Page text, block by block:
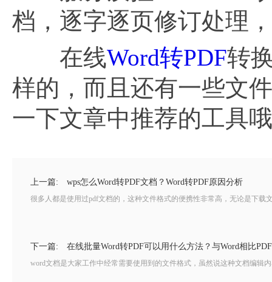
档，逐字逐页修订处理
在线Word转PDF转
样的，而且还有一些文
一下文章中推荐的工具
上一篇: wps怎么Word转PDF文档？Word转PDF原因分析
很多人都是使用过pdf文档的，这种文件格式的便携性非常高，无论是下
下一篇: 在线批量Word转PDF可以用什么方法？与Word相比
word文档是大家工作中经常需要使用到的文件格式，虽然说这种文档编辑